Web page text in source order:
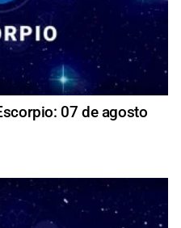
07 de agosto